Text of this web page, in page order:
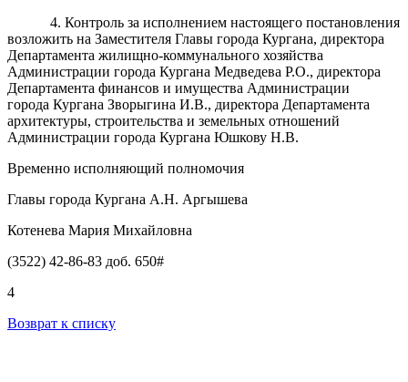
4. Контроль за исполнением настоящего постановления
возложить на Заместителя Главы города Кургана, директора
Департамента жилищно-коммунального хозяйства
Администрации города Кургана Медведева Р.О., директора
Департамента финансов и имущества Администрации
города Кургана Зворыгина И.В., директора Департамента
архитектуры, строительства и земельных отношений
Администрации города Кургана Юшкову Н.В.
Временно исполняющий полномочия
Главы города Кургана А.Н. Аргышева
Котенева Мария Михайловна
(3522) 42-86-83 доб. 650#
4
Возврат к списку